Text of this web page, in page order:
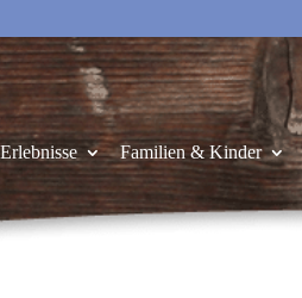
Familien & Kinder